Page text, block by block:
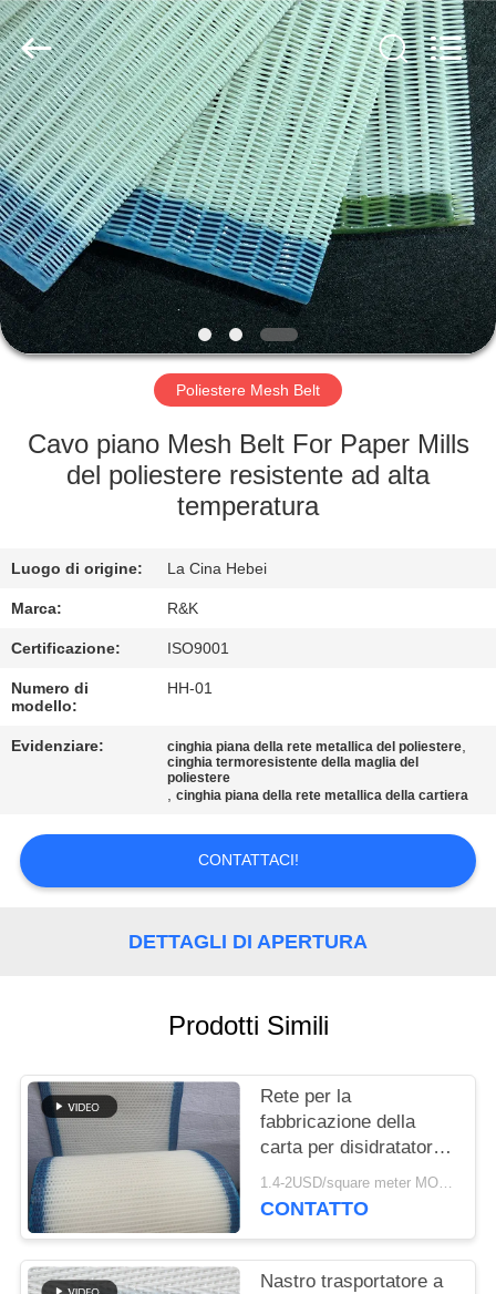
CASA
PRODOTTI
CIRCA
NOI
GIRO
FABBRICA
CONTROLLO
QUALITÀ
CONTATTICI
NOTIZIE
CITAZIONE
PRIVACY
POLICY
2026
Hebei
Reking
Wire
Mesh
Co.,Ltd.
All
Rights
Reserved.
Poliestere Mesh Belt
Cavo piano Mesh Belt For Paper Mills
del poliestere resistente ad alta
temperatura
Luogo di origine: La Cina Hebei
Marca: R&K
Certificazione: ISO9001
Numero di
modello:
HH-01
Evidenziare: cinghia piana della rete metallica del poliestere,
cinghia termoresistente della maglia del
poliestere
,cinghia piana della rete metallica della cartiera
CONTATTACI!
DETTAGLI DI APERTURA
Prodotti Simili
Rete per la
fabbricazione della
carta per disidratatori,
Rete formata in
poliestere, Nastro a
polpa di lavaggio
1.4-2USD/square meter MOQ:meetr 1square
CONTATTO
Nastro trasportatore a